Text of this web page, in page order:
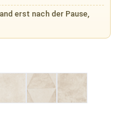
erst nach der Pause,